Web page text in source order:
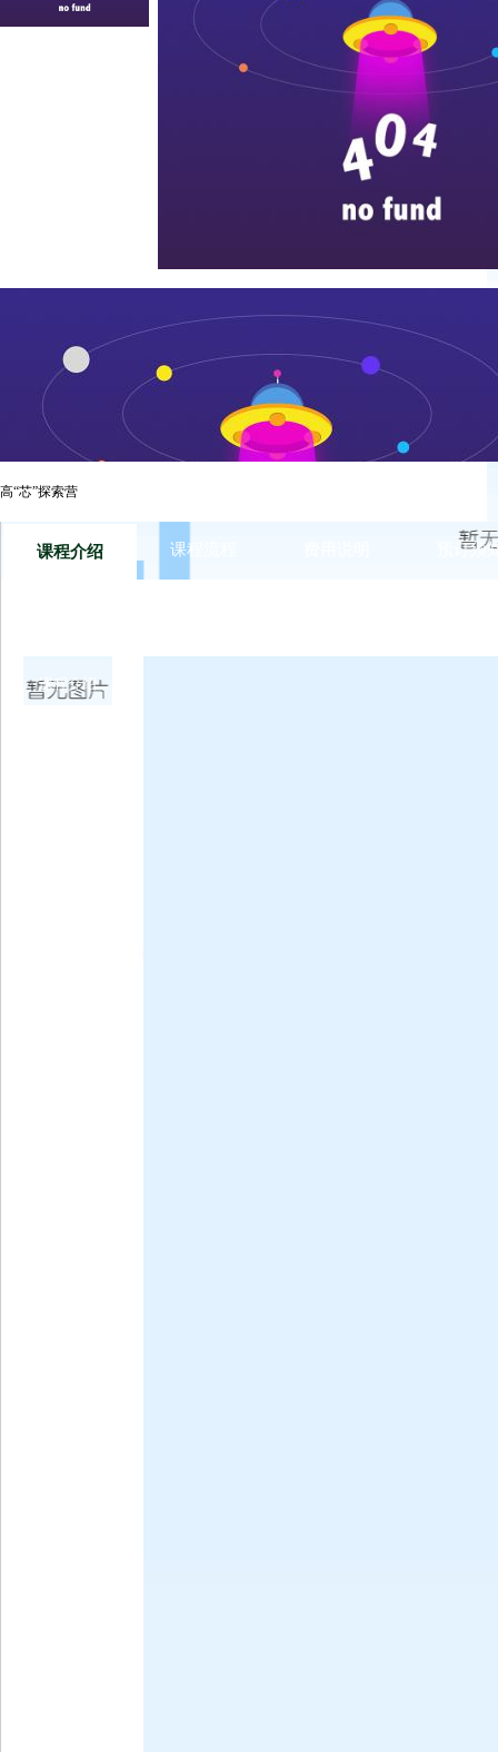
西点好习惯之高“芯”探索营独有世界级的“芯片”展示智能站，
识“芯”，了解“芯”，激发“芯”思维，成为未来科技的“芯”人才
能工业等多个大型企业及知名行业在芯片运用技术上的展示，
学员的未来点燃“芯”的梦想，撒下探索中国“芯”的强国种子，
高“芯”探索营
课程介绍 课程流程 预订须
课程介绍